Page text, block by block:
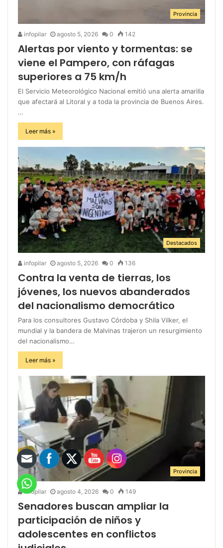
Provincia
infopilar agosto 5, 2026 0 142
Alertas por viento y tormentas: se
viene el Pampero, con ráfagas
superiores a 75 km/h
El Servicio Meteorológico Nacional emitió una alerta amarilla
que afectará al Litoral y a toda la provincia de Buenos Aires.
…
Leer más »
Destacados
infopilar agosto 5, 2026 0 136
Contra la venta de tierras, los
jóvenes, los nuevos abanderados
del nacionalismo democrático
Para los consultores Gustavo Córdoba y Shila Vilker, el
mundial y la bandera de Malvinas trajeron un resurgimiento
del nacionalismo…
Leer más »
Provincia
infopilar agosto 4, 2026 0 149
Senadores buscan ampliar la
participación de niños y
adolescentes en conflictos